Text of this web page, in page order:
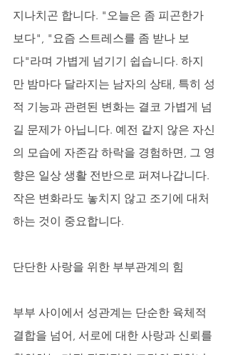
지나치곤 합니다. "오늘은 좀 피곤한가
보다", "요즘 스트레스를 좀 받나 보
다"라며 가볍게 넘기기 쉽습니다. 하지
만 밤마다 달라지는 남자의 상태, 특히 성
적 기능과 관련된 변화는 결코 가볍게 넘
길 문제가 아닙니다. 예전 같지 않은 자신
의 모습에 자존감 하락을 경험하면, 그 영
향은 일상 생활 전반으로 퍼져나갑니다.
작은 변화라도 놓치지 않고 조기에 대처
하는 것이 중요합니다.
단단한 사랑을 위한 부부관계의 힘
부부 사이에서 성관계는 단순한 육체적
결합을 넘어, 서로에 대한 사랑과 신뢰를